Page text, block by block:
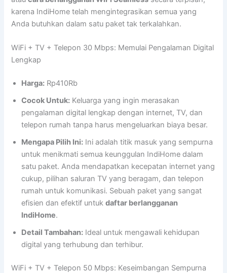
karena IndiHome telah mengintegrasikan semua yang
Anda butuhkan dalam satu paket tak terkalahkan.
WiFi + TV + Telepon 30 Mbps: Memulai Pengalaman Digital
Lengkap
Harga: Rp410Rb
Cocok Untuk: Keluarga yang ingin merasakan
pengalaman digital lengkap dengan internet, TV, dan
telepon rumah tanpa harus mengeluarkan biaya besar.
Mengapa Pilih Ini: Ini adalah titik masuk yang sempurna
untuk menikmati semua keunggulan IndiHome dalam
satu paket. Anda mendapatkan kecepatan internet yang
cukup, pilihan saluran TV yang beragam, dan telepon
rumah untuk komunikasi. Sebuah paket yang sangat
efisien dan efektif untukdaftar berlangganan
IndiHome.
Detail Tambahan: Ideal untuk mengawali kehidupan
digital yang terhubung dan terhibur.
WiFi + TV + Telepon 50 Mbps: Keseimbangan Sempurna